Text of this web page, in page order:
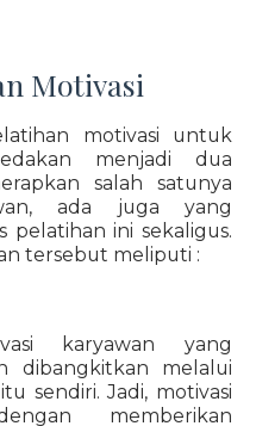
Motivasi
motivasi untuk
menjadi dua
salah satunya
ada juga yang
pelatihan ini sekaligus.
tersebut meliputi :
karyawan yang
dibangkitkan melalui
sendiri. Jadi, motivasi
memberikan